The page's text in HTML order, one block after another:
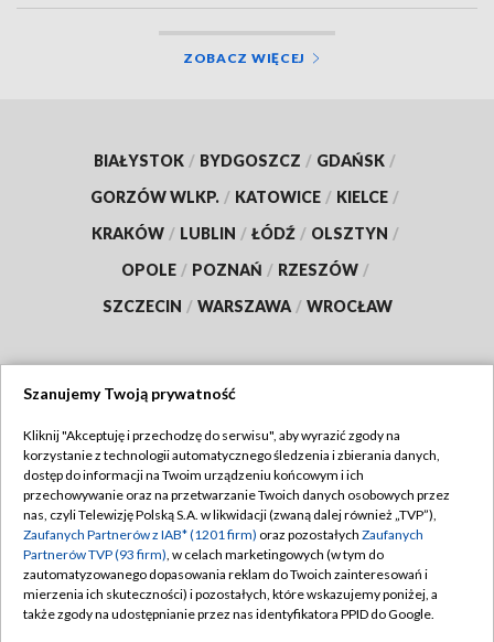
ZOBACZ WIĘCEJ
BIAŁYSTOK / BYDGOSZCZ / GDAŃSK /
GORZÓW WLKP. / KATOWICE / KIELCE /
KRAKÓW / LUBLIN / ŁÓDŹ / OLSZTYN /
OPOLE / POZNAŃ / RZESZÓW /
SZCZECIN / WARSZAWA / WROCŁAW
TVP
Abonament TVP
Emisja w TVP
Centrum informacji TVP
Naziemna Telewizja Cyfrowa
Regulamin TVP
Polityka prywatności
Moje zgody
Pomoc
Szanujemy Twoją prywatność
Kliknij "Akceptuję i przechodzę do serwisu", aby wyrazić zgody na
korzystanie z technologii automatycznego śledzenia i zbierania danych,
dostęp do informacji na Twoim urządzeniu końcowym i ich
przechowywanie oraz na przetwarzanie Twoich danych osobowych przez
nas, czyli Telewizję Polską S.A. w likwidacji (zwaną dalej również „TVP”),
Zaufanych Partnerów z IAB* (1201 firm) oraz pozostałych Zaufanych
Partnerów TVP (93 firm), w celach marketingowych (w tym do
zautomatyzowanego dopasowania reklam do Twoich zainteresowań i
mierzenia ich skuteczności) i pozostałych, które wskazujemy poniżej, a
także zgody na udostępnianie przez nas identyfikatora PPID do Google.